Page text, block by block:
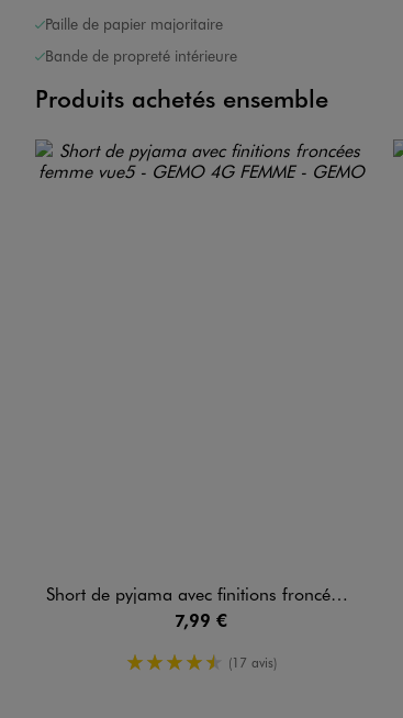
Paille de papier majoritaire
Bande de propreté intérieure
Produits achetés ensemble
Short de pyjama avec finitions froncées femme
7,99 €
4.5/5 de moyenne
(17 avis)